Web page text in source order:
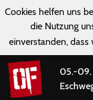
Cookies helfen uns
die Nutzung
einverstanden, dass
05.-09.